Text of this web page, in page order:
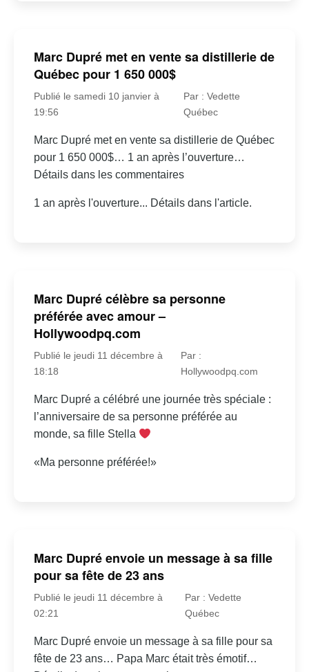
Marc Dupré met en vente sa distillerie de
Québec pour 1 650 000$
Publié le samedi 10 janvier à
19:56
Par : Vedette
Québec
Marc Dupré met en vente sa distillerie de Québec
pour 1 650 000$… 1 an après l’ouverture…
Détails dans les commentaires
1 an après l'ouverture... Détails dans l'article.
Marc Dupré célèbre sa personne
préférée avec amour –
Hollywoodpq.com
Publié le jeudi 11 décembre à
18:18
Par :
Hollywoodpq.com
Marc Dupré a célébré une journée très spéciale :
l’anniversaire de sa personne préférée au
monde, sa fille Stella
«Ma personne préférée!»
Marc Dupré envoie un message à sa fille
pour sa fête de 23 ans
Publié le jeudi 11 décembre à
02:21
Par : Vedette
Québec
Marc Dupré envoie un message à sa fille pour sa
fête de 23 ans… Papa Marc était très émotif…